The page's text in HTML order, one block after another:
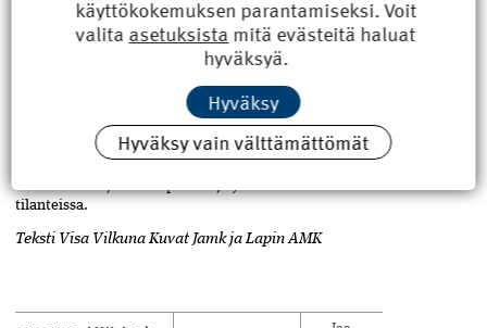
vaatimuksiin. Pääpaino­ on työnjohdollisten osaamisten
saavuttamisen lisäksi elinkaari-, kiertotalous- ja
digiosaamisessa sekä logistiikkaosaamisessa.
Tekninen osaaminen ei yksin riitä. Työmaata johtavat
rakennusmestarit kohtaavat päivittäin työntekijöitä,
alihankkijoita ja muita työmaalla toimivia henkilöitä.
Hyvät vuorovaikutustaidot edistävät yhteistoimintaa
haasteellisissa ja nopeasti muuttuvissa tilanteissa.
tilanteissa.
Teksti Visa Vilkuna Kuvat Jamk ja Lapin AMK
käyttökokemuksen parantamiseksi. Voit
valita asetuksista mitä evästeitä haluat
hyväksyä.
Hyväksy
Hyväksy vain välttämättömät